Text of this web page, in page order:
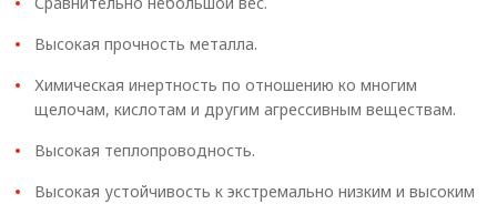
Высокая прочность металла.
Химическая инертность по отношению ко многим
щелочам, кислотам и другим агрессивным веществам.
Высокая теплопроводность.
Высокая устойчивость к экстремально низким и высоким